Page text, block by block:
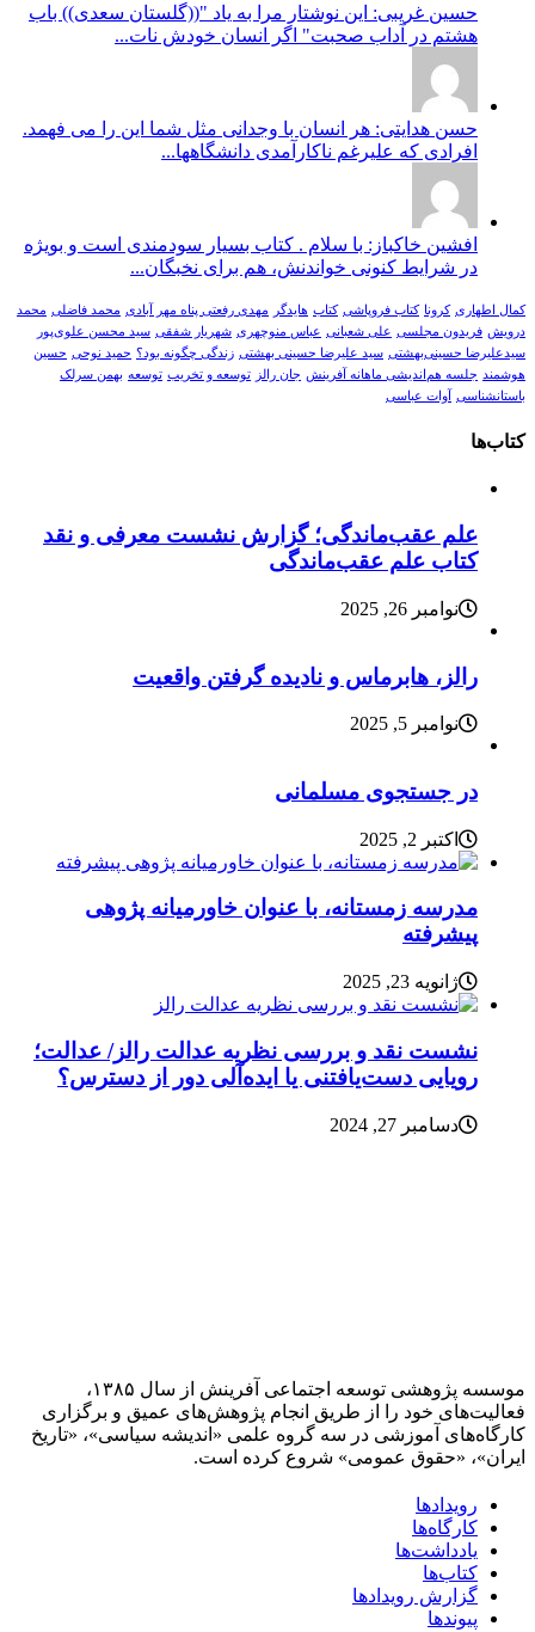
حسین غریبی: این نوشتار مرا به یاد "((گلستان سعدی)) باب
هشتم در آداب صحبت" اگر انسان خودش نات...
حسن هدایتی: هر انسان با وجدانی مثل شما این را می فهمد.
افرادی که علیرغم ناکارآمدی دانشگاهها...
افشین خاکباز: با سلام . کتاب بسیار سودمندی است و بویژه
در شرایط کنونی خواندنش، هم برای نخبگان...
کمال اطهاری کرونا کتاب فروپاشی کتاب هایدگر مهدی رفعتی پناه مهر آبادی محمد فاضلی محمد
درویش فریدون مجلسی علی شعبانی عباس منوچهری شهریار شفقی سید محسن علوی‌پور
سیدعلیرضا حسینی‌بهشتی سید علیرضا حسینی بهشتی زندگی چگونه بود؟ حمید نوحی حسین
هوشمند
جلسه هم‌اندیشی ماهانه آفرینش جان رالز توسعه و تخریب توسعه بهمن سرلک
باستانشناسی
آوات عباسی
کتاب‌ها
علم عقب‌ماندگی؛ گزارش نشست معرفی و نقد
کتاب علم عقب‌ماندگی
نوامبر 26, 2025
رالز، هابرماس و نادیده گرفتن واقعیت
نوامبر 5, 2025
در جستجوی مسلمانی
اکتبر 2, 2025
مدرسه زمستانه، با عنوان خاورمیانه پژوهی
پیشرفته
ژانویه 23, 2025
نشست نقد و بررسی نظریه عدالت رالز/ عدالت؛
رویایی دست‌یافتنی یا ایده‌آلی دور از دسترس؟
دسامبر 27, 2024
موسسه پژوهشی توسعه اجتماعی آفرینش از سال ۱۳۸۵،
فعالیت‌های خود را از طریق انجام پژوهش‌های عمیق و برگزاری
کارگاه‌های آموزشی در سه گروه علمی «اندیشه سیاسی»، «تاریخ
ایران»، «حقوق عمومی» شروع کرده است.
رویدادها
کارگاه‌ها
یادداشت‌ها
کتاب‌ها
گزارش رویدادها
پیوندها